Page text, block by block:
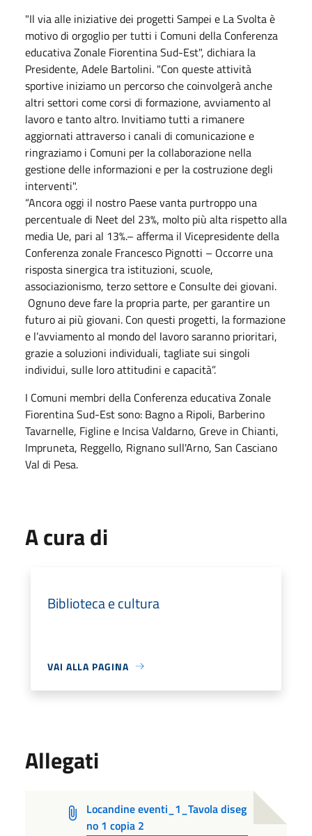
"Il via alle iniziative dei progetti Sampei e La Svolta è
motivo di orgoglio per tutti i Comuni della Conferenza
educativa Zonale Fiorentina Sud-Est", dichiara la
Presidente, Adele Bartolini. "Con queste attività
sportive iniziamo un percorso che coinvolgerà anche
altri settori come corsi di formazione, avviamento al
lavoro e tanto altro. Invitiamo tutti a rimanere
aggiornati attraverso i canali di comunicazione e
ringraziamo i Comuni per la collaborazione nella
gestione delle informazioni e per la costruzione degli
interventi".
“Ancora oggi il nostro Paese vanta purtroppo una
percentuale di Neet del 23%, molto più alta rispetto alla
media Ue, pari al 13%.– afferma il Vicepresidente della
Conferenza zonale Francesco Pignotti – Occorre una
risposta sinergica tra istituzioni, scuole,
associazionismo, terzo settore e Consulte dei giovani.
Ognuno deve fare la propria parte, per garantire un
futuro ai più giovani. Con questi progetti, la formazione
e l’avviamento al mondo del lavoro saranno prioritari,
grazie a soluzioni individuali, tagliate sui singoli
individui, sulle loro attitudini e capacità”.
I Comuni membri della Conferenza educativa Zonale
Fiorentina Sud-Est sono: Bagno a Ripoli, Barberino
Tavarnelle, Figline e Incisa Valdarno, Greve in Chianti,
Impruneta, Reggello, Rignano sull'Arno, San Casciano
Val di Pesa.
A cura di
Biblioteca e cultura
VAI ALLA PAGINA
Allegati
Locandine eventi_1_Tavola diseg
no 1 copia 2